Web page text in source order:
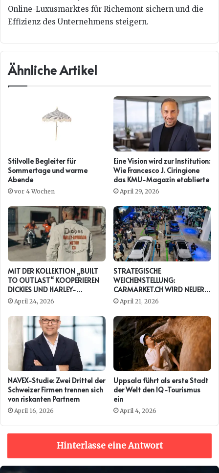
Online-Luxusmarktes für Richemont sichern und die
Effizienz des Unternehmens steigern.
Ähnliche Artikel
Stilvolle Begleiter für
Sommertage und warme
Abende
vor 4 Wochen
Eine Vision wird zur Institution:
Wie Francesco J. Ciringione
das KMU-Magazin etablierte
April 29, 2026
MIT DER KOLLEKTION „BUILT
TO OUTLAST“ KOOPERIEREN
DICKIES UND HARLEY-
DAVIDSON ERNEUT
April 24, 2026
STRATEGISCHE
WEICHENSTELLUNG:
CARMARKET.CH WIRD NEUER
PRESENTING PARTNER DER
AUTO ZÜRICH
April 21, 2026
NAVEX-Studie: Zwei Drittel der
Schweizer Firmen trennen sich
von riskanten Partnern
April 16, 2026
Uppsala führt als erste Stadt
der Welt den IQ-Tourismus
ein
April 4, 2026
Hinterlasse eine Antwort